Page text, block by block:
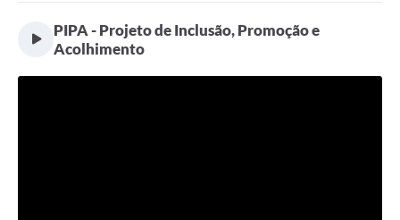
PIPA - Projeto de Inclusão, Promoção e
Acolhimento